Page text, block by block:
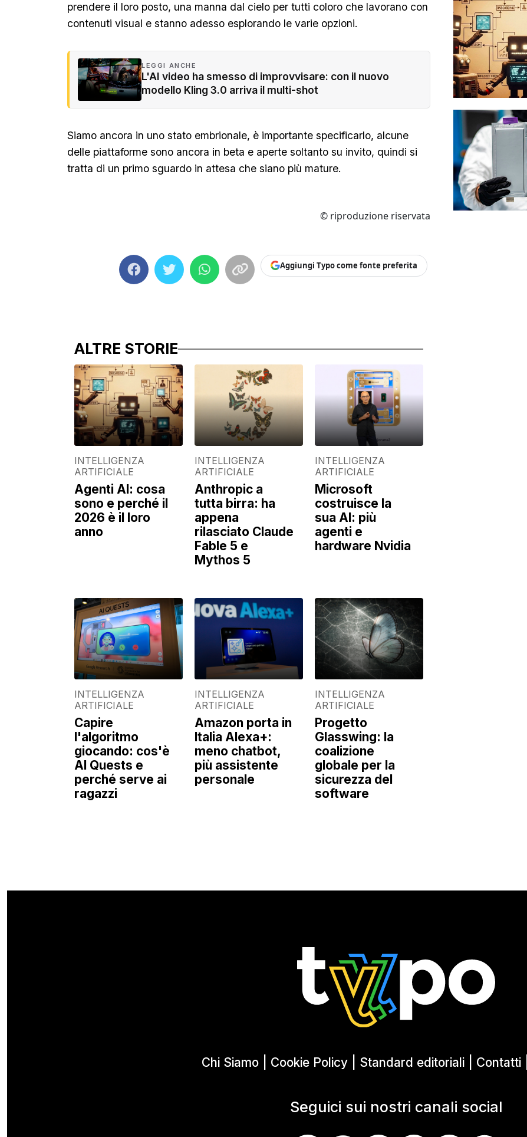
prendere il loro posto, una manna dal cielo per tutti coloro che lavorano con
contenuti visual e stanno adesso esplorando le varie opzioni.
LEGGI ANCHE
L'AI video ha smesso di improvvisare: con il nuovo
modello Kling 3.0 arriva il multi-shot
Siamo ancora in uno stato embrionale, è importante specificarlo, alcune
delle piattaforme sono ancora in beta e aperte soltanto su invito, quindi si
tratta di un primo sguardo in attesa che siano più mature.
© riproduzione riservata
Aggiungi Typo come fonte preferita
ALTRE STORIE
INTELLIGENZA
ARTIFICIALE
Agenti AI: cosa
sono e perché il
2026 è il loro
anno
INTELLIGENZA
ARTIFICIALE
Anthropic a
tutta birra: ha
appena
rilasciato Claude
Fable 5 e
Mythos 5
INTELLIGENZA
ARTIFICIALE
Microsoft
costruisce la
sua AI: più
agenti e
hardware Nvidia
INTELLIGENZA
ARTIFICIALE
Capire
l'algoritmo
giocando: cos'è
AI Quests e
perché serve ai
ragazzi
INTELLIGENZA
ARTIFICIALE
Amazon porta in
Italia Alexa+:
meno chatbot,
più assistente
personale
INTELLIGENZA
ARTIFICIALE
Progetto
Glasswing: la
coalizione
globale per la
sicurezza del
software
Chi Siamo| Cookie Policy| Standard editoriali| Contatti|
Seguici sui nostri canali social